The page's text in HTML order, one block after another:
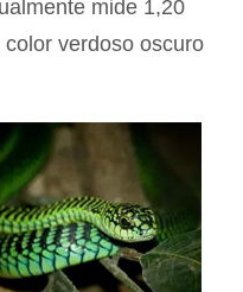
mide 1,20
verdoso oscuro